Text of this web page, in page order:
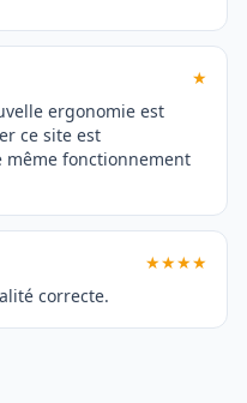
★
ergonomie est
ce site est
fonctionnement
★★★★
correcte.